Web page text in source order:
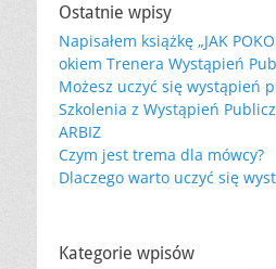
Ostatnie wpisy
Napisałem książkę „JAK
okiem Trenera Wystąpień
Możesz uczyć się wystąpień
Szkolenia z Wystąpień
ARBIZ
Czym jest trema dla mówcy?
Dlaczego warto uczyć się
Kategorie wpisów